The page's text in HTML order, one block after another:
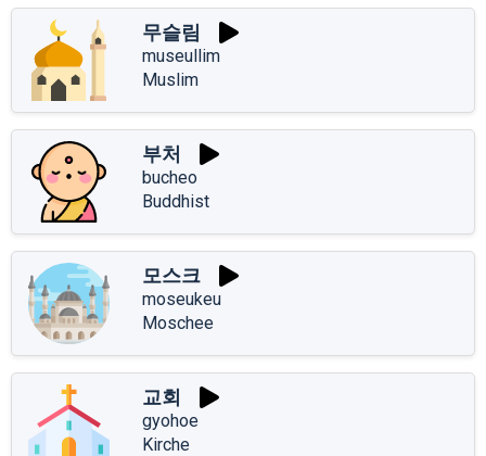
무슬림
museullim
Muslim
부처
bucheo
Buddhist
모스크
moseukeu
Moschee
교회
gyohoe
Kirche